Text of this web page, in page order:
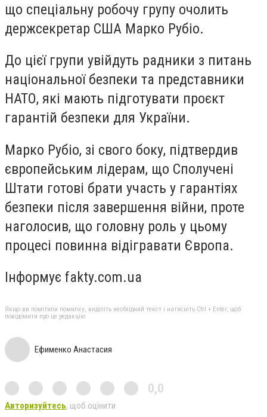
що спеціальну робочу групу очолить
держсекретар США Марко Рубіо.
До цієї групи увійдуть радники з питань
національної безпеки та представники
НАТО, які мають підготувати проєкт
гарантій безпеки для України.
Марко Рубіо, зі свого боку, підтвердив
європейським лідерам, що Сполучені
Штати готові брати участь у гарантіях
безпеки після завершення війни, проте
наголосив, що головну роль у цьому
процесі повинна відігравати Європа.
Інформує fakty.com.ua
Якщо ви помітили помилку, виділіть необхідний текст і натисніть Ctrl + Enter, щоб
повідомити про це редакцію
Ефименко Анастасия
0,0
Авторизуйтесь, щоб оцінити